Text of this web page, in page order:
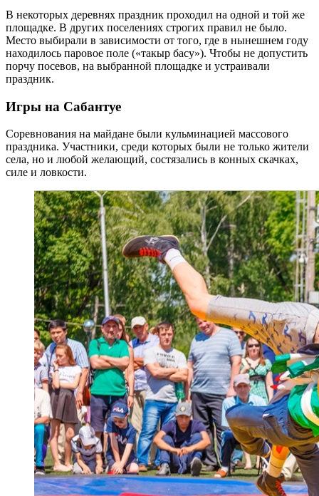
В некоторых деревнях праздник проходил на одной и той же
площадке. В других поселениях строгих правил не было.
Место выбирали в зависимости от того, где в нынешнем году
находилось паровое поле («такыр басу»). Чтобы не допустить
порчу посевов, на выбранной площадке и устраивали
праздник.
Игры на Сабантуе
Соревнования на майдане были кульминацией массового
праздника. Участники, среди которых были не только жители
села, но и любой желающий, состязались в конных скачках,
силе и ловкости.